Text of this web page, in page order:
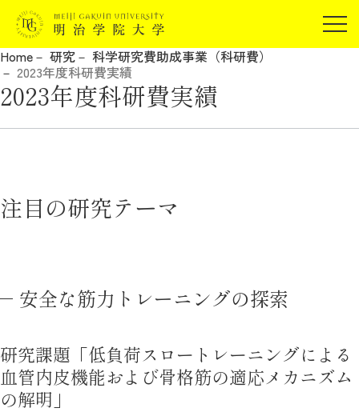
在学生の方
卒業生の方
報道関係の方
卒業生の方
教育
研究
Home 研究
科学研究費助成事業（科研費）
2023年度科研費実績
2023年度科研費実績
注目の研究テーマ
安全な筋力トレーニングの探索
研究課題「低負荷スロートレーニングによる
血管内皮機能および骨格筋の適応メカニズム
の解明」